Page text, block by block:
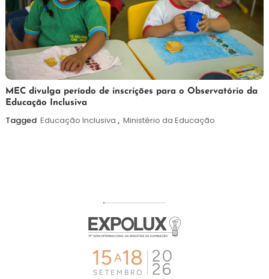
7
de
agosto
Maurilio
MEC divulga período de inscrições para o Observatório da
Educação Inclusiva
Tagged Educação Inclusiva , Ministério da Educação